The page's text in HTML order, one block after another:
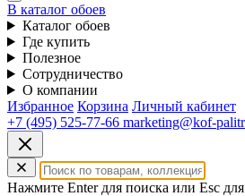
В каталог обоев
Каталог обоев
Где купить
Полезное
Сотрудничество
О компании
Избранное Корзина Личный кабинет
+7 (495) 525-77-66 marketing@kof-
Нажмите Enter для поиска или Esc